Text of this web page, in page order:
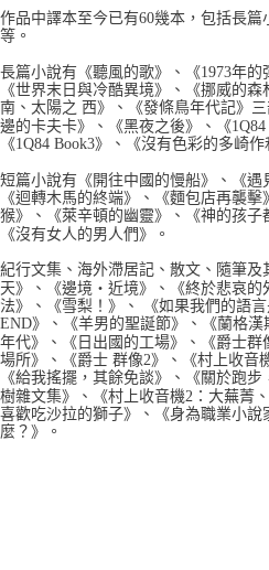
作品中譯本至今已有60幾本，包括長
等。
長篇小說有《聽風的歌》、《1973年的
《世界末日與冷酷異境》、《挪威的
南、太陽之 西》、《發條鳥年代記》
邊的卡夫卡》、《黑夜之後》、《1Q84
《1Q84 Book3》、《沒有色彩的多崎
短篇小說有《開往中國的慢船》、《遇
《迴轉木馬的終端》、《麵包店再襲
猴》、《萊辛頓的幽靈》、《神的孩子
《沒有女人的男人們》。
紀行文集、海外滯居記、散文、隨筆
天》、《邊境‧近境》、《終於悲哀的
法》、《雪梨！》、 《如果我們的語
END》、《羊男的聖誕節》、《蘭格
年代》、《日出國的工場》、《爵士
場所》、《爵士 群像2》、《村上收音
《給我搖擺，其餘免談》、《關於跑
樹雜文集》、《村上收音機2：大蕪菁
喜歡吃沙拉的獅子》、《身為職業小
麼？》。